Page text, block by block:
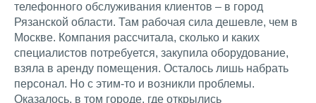
телефонного обслуживания клиентов – в город
Рязанской области. Там рабочая сила дешевле, чем в
Москве. Компания рассчитала, сколько и каких
специалистов потребуется, закупила оборудование,
взяла в аренду помещения. Осталось лишь набрать
персонал. Но с этим-то и возникли проблемы.
Оказалось, в том городе, где открылись